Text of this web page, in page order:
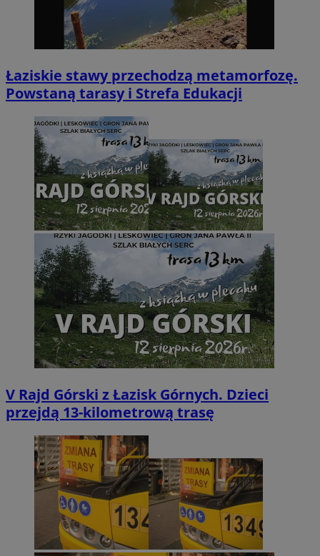
Łaziskie stawy przechodzą metamorfozę.
Powstaną tarasy i Strefa Edukacji
V Rajd Górski z Łazisk Górnych. Dzieci
przejdą 13-kilometrową trasę